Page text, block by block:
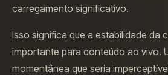
carregamento significativo.
Isso significa que a estabilidade da
importante para conteúdo ao vivo.
momentânea que seria